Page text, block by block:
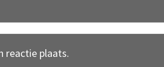
reactie plaats.